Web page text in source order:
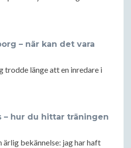
– när kan det vara
trodde länge att en inredare i
– hur du hittar träningen
ärlig bekännelse: jag har haft